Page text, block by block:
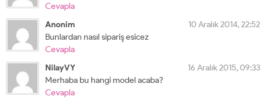
Cevapla
Anonim
10 Aralık 2014, 22:52
Bunlardan nasıl sipariş esicez
Cevapla
NilayVY
16 Aralık 2015, 09:33
Merhaba bu hangi model acaba?
Cevapla